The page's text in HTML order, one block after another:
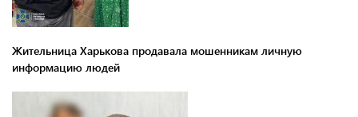
Жительница Харькова продавала мошенникам личную
информацию людей